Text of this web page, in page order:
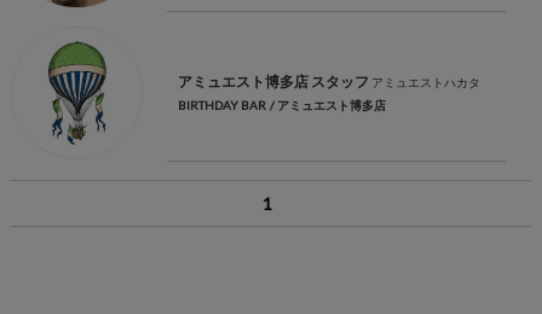
アミュエスト博多店 スタッフ アミュエストハカタ
BIRTHDAY BAR / アミュエスト博多店
1